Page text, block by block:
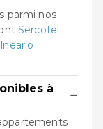
parmi nos
Sercotel
à
−